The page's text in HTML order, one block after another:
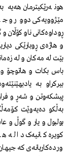
هونەرێکیترمان هەیە
مێژوویەکی دوور و
ڕوداوەکانی ناو کۆڵان
و هاژەی ڕوبارێکی
بێت لە مەکان و لە
باس بکات و هاتوچۆ و
بیرکراو بە
پیشکەوتن و شەڕ و
بەڵکو دەیەوێت
بولبول و یار و گوڵ و
کویرە کانیەک دا لە
وردەکاریانەی کە